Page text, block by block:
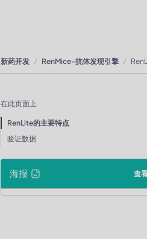
新药开发 RenMice-抗体发现引擎
在此页面上
RenLite的主要特点
验证数据
海报 查